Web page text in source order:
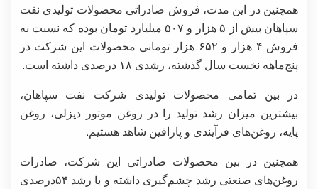
همچنین در این مدت، فروش صادراتی محصولات تولیدی نفت
سپاهان بیش از ۵ هزار و ۵۰۷ میلیارد تومان بوده که نسبت به
فروش ۴ هزار و ۶۵۲ هزار تومانی محصولات این شرکت در
پنج‌ماهه نخست سال گذشته، رشدی ۱۸ درصدی داشته است.
در بین تمامی محصولات تولیدی شرکت نفت سپاهان،
بیشترین میزان رشد تولید را در روغن موتور دیزلی، روغن
پایه، روغن‌های فرآیندی و پارافین شاهد هستیم.
همچنین در بین محصولات صادراتی این شرکت، صادرات
روغن‌های صنعتی رشد چشم‌گیری داشته و با رشد ۵۴درصدی